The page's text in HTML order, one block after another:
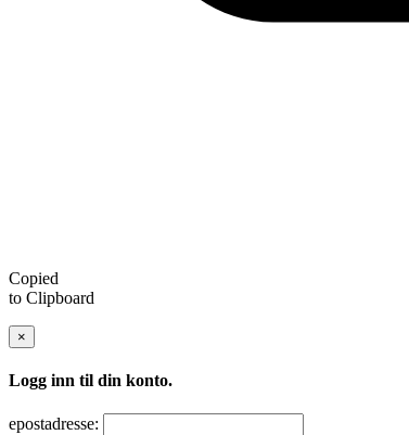
Copied
to Clipboard
×
Logg inn til din konto.
epostadresse: